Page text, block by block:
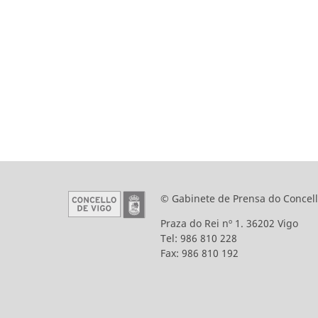
© Gabinete de Prensa do
Praza do Rei nº 1. 36202 Vigo
Tel: 986 810 228
Fax: 986 810 192